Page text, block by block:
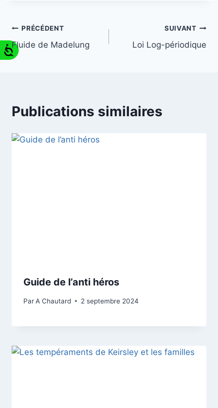
PRÉCÉDENT
Fluide de Madelung
SUIVANT
Loi Log-périodique
Publications similaires
Guide de l’anti héros
ParA Chautard 2 septembre 2024